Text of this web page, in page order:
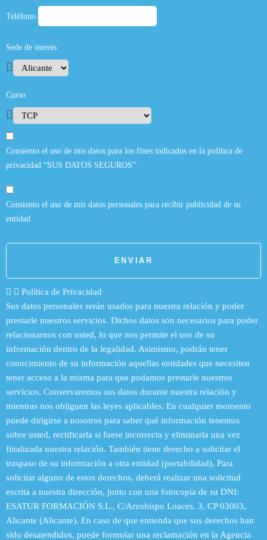
Teléfono
Sede de interés
Curso
Consiento el uso de mis datos para los fines indicados en la política de
privacidad “SUS DATOS SEGUROS”.
Consiento el uso de mis datos personales para recibir publicidad de su
entidad.
ENVIAR
Política de Privacidad
Sus datos personales serán usados para nuestra relación y poder
prestarle nuestros servicios. Dichos datos son necesarios para poder
relacionarnos con usted, lo que nos permite el uso de su
información dentro de la legalidad. Asimismo, podrán tener
conocimiento de su información aquellas entidades que necesiten
tener acceso a la misma para que podamos prestarle nuestros
servicios. Conservaremos sus datos durante nuestra relación y
mientras nos obliguen las leyes aplicables. En cualquier momento
puede dirigirse a nosotros para saber qué información tenemos
sobre usted, rectificarla si fuese incorrecta y eliminarla una vez
finalizada nuestra relación. También tiene derecho a solicitar el
traspaso de su información a otra entidad (portabilidad). Para
solicitar alguno de estos derechos, deberá realizar una solicitud
escrita a nuestra dirección, junto con una fotocopia de su DNI:
ESATUR FORMACIÓN S.L., C/Arzobispo Loaces, 3, CP 03003,
Alicante (Alicante). En caso de que entienda que sus derechos han
sido desatendidos, puede formular una reclamación en la Agencia